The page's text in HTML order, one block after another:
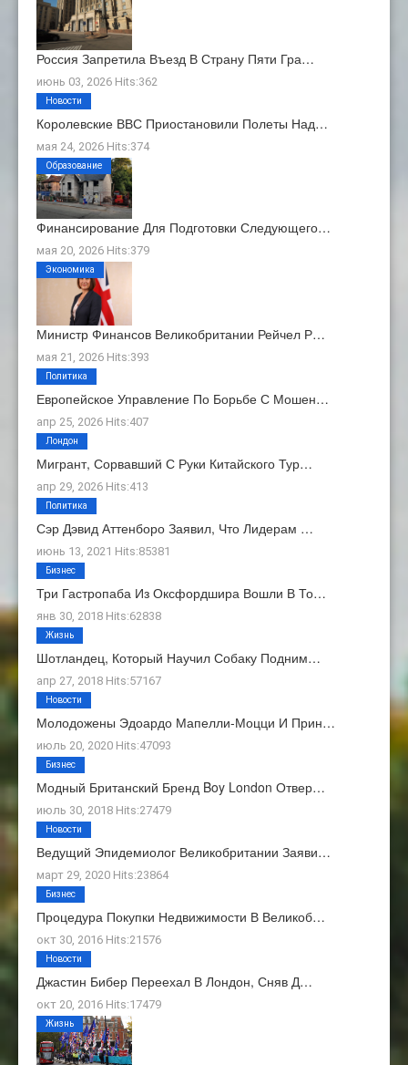
Россия Запретила Въезд В Страну Пяти Гра…
июнь 03, 2026 Hits:362
Королевские ВВС Приостановили Полеты Над…
мая 24, 2026 Hits:374
Новости
Финансирование Для Подготовки Следующего…
мая 20, 2026 Hits:379
Образование
Министр Финансов Великобритании Рейчел Р…
мая 21, 2026 Hits:393
Экономика
Европейское Управление По Борьбе С Мошен…
апр 25, 2026 Hits:407
Политика
Мигрант, Сорвавший С Руки Китайского Тур…
апр 29, 2026 Hits:413
Лондон
Сэр Дэвид Аттенборо Заявил, Что Лидерам …
июнь 13, 2021 Hits:85381
Политика
Три Гастропаба Из Оксфордшира Вошли В То…
янв 30, 2018 Hits:62838
Бизнес
Шотландец, Который Научил Собаку Подним…
апр 27, 2018 Hits:57167
Жизнь
Молодожены Эдоардо Мапелли-Моцци И Прин…
июль 20, 2020 Hits:47093
Новости
Модный Британский Бренд Boy London Отвер…
июль 30, 2018 Hits:27479
Бизнес
Ведущий Эпидемиолог Великобритании Заяви…
март 29, 2020 Hits:23864
Новости
Процедура Покупки Недвижимости В Великоб…
окт 30, 2016 Hits:21576
Бизнес
Джастин Бибер Переехал В Лондон, Сняв Д…
окт 20, 2016 Hits:17479
Новости
Жизнь